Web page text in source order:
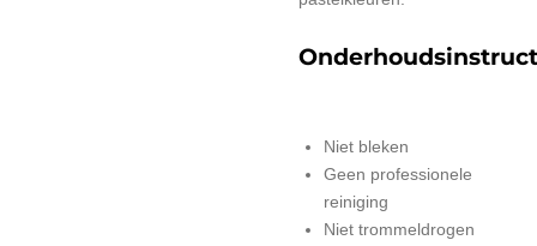
Niet bleken
Geen professionele
reiniging
Niet trommeldrogen